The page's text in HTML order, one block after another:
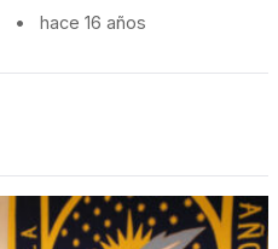
• hace 16 años